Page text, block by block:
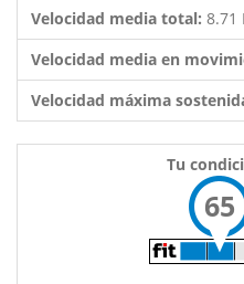
Velocidad media total: 8.71
Velocidad media en
Velocidad máxima
Tu
65